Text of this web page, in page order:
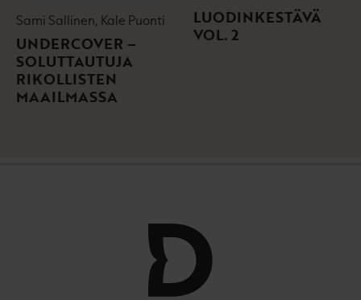
Sami Sallinen, Kale Puonti
UNDERCOVER –
SOLUTTAUTUJA
RIKOLLISTEN
MAAILMASSA
LUODINKESTÄVÄ
VOL. 2